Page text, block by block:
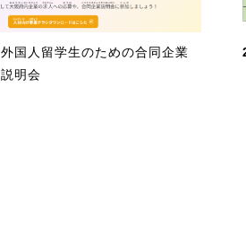
外国人留学生のための合同企業
説明会